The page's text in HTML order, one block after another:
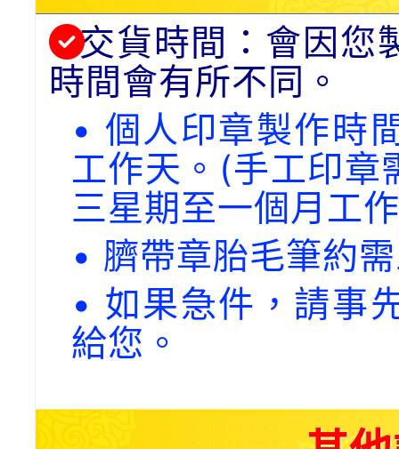
交貨時間：會因您
時間會有所不同。
• 個人印章製作時
工作天。(手工印章
三星期至一個月工
• 臍帶章胎毛筆約
• 如果急件，請事
給您。